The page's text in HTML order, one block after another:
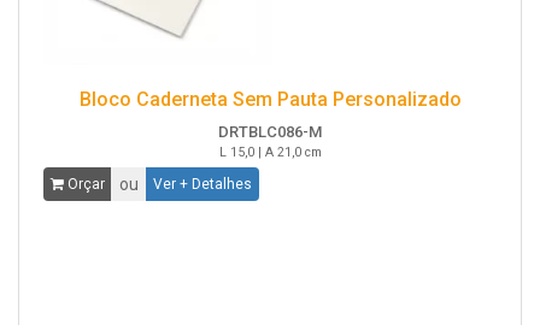
Bloco Caderneta Sem Pauta Personalizado
DRTBLC086-M
L 15,0 | A 21,0 cm
Orçar ou Ver + Detalhes